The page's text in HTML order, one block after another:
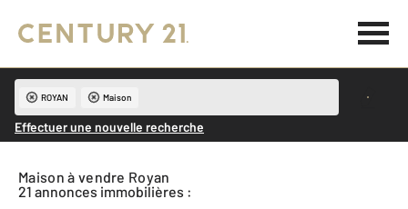
ROYAN Maison
Effectuer une nouvelle recherche
Maison à vendre Royan
21 annonces immobilières :